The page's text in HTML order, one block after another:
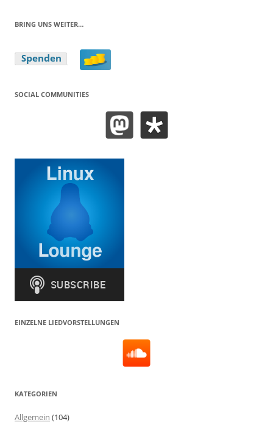
BRING UNS WEITER…
SOCIAL COMMUNITIES
EINZELNE LIEDVORSTELLUNGEN
KATEGORIEN
Allgemein (104)